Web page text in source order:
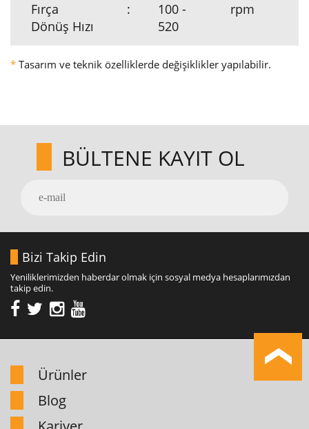
Fırça
Dönüş Hızı
:
100 -
520
rpm
* Tasarım ve teknik özelliklerde değişiklikler yapılabilir.
BÜLTENE KAYIT OL
Bizi Takip Edin
Yeniliklerimizden haberdar olmak için sosyal medya hesaplarımızdan
takip edin.
Ürünler
Blog